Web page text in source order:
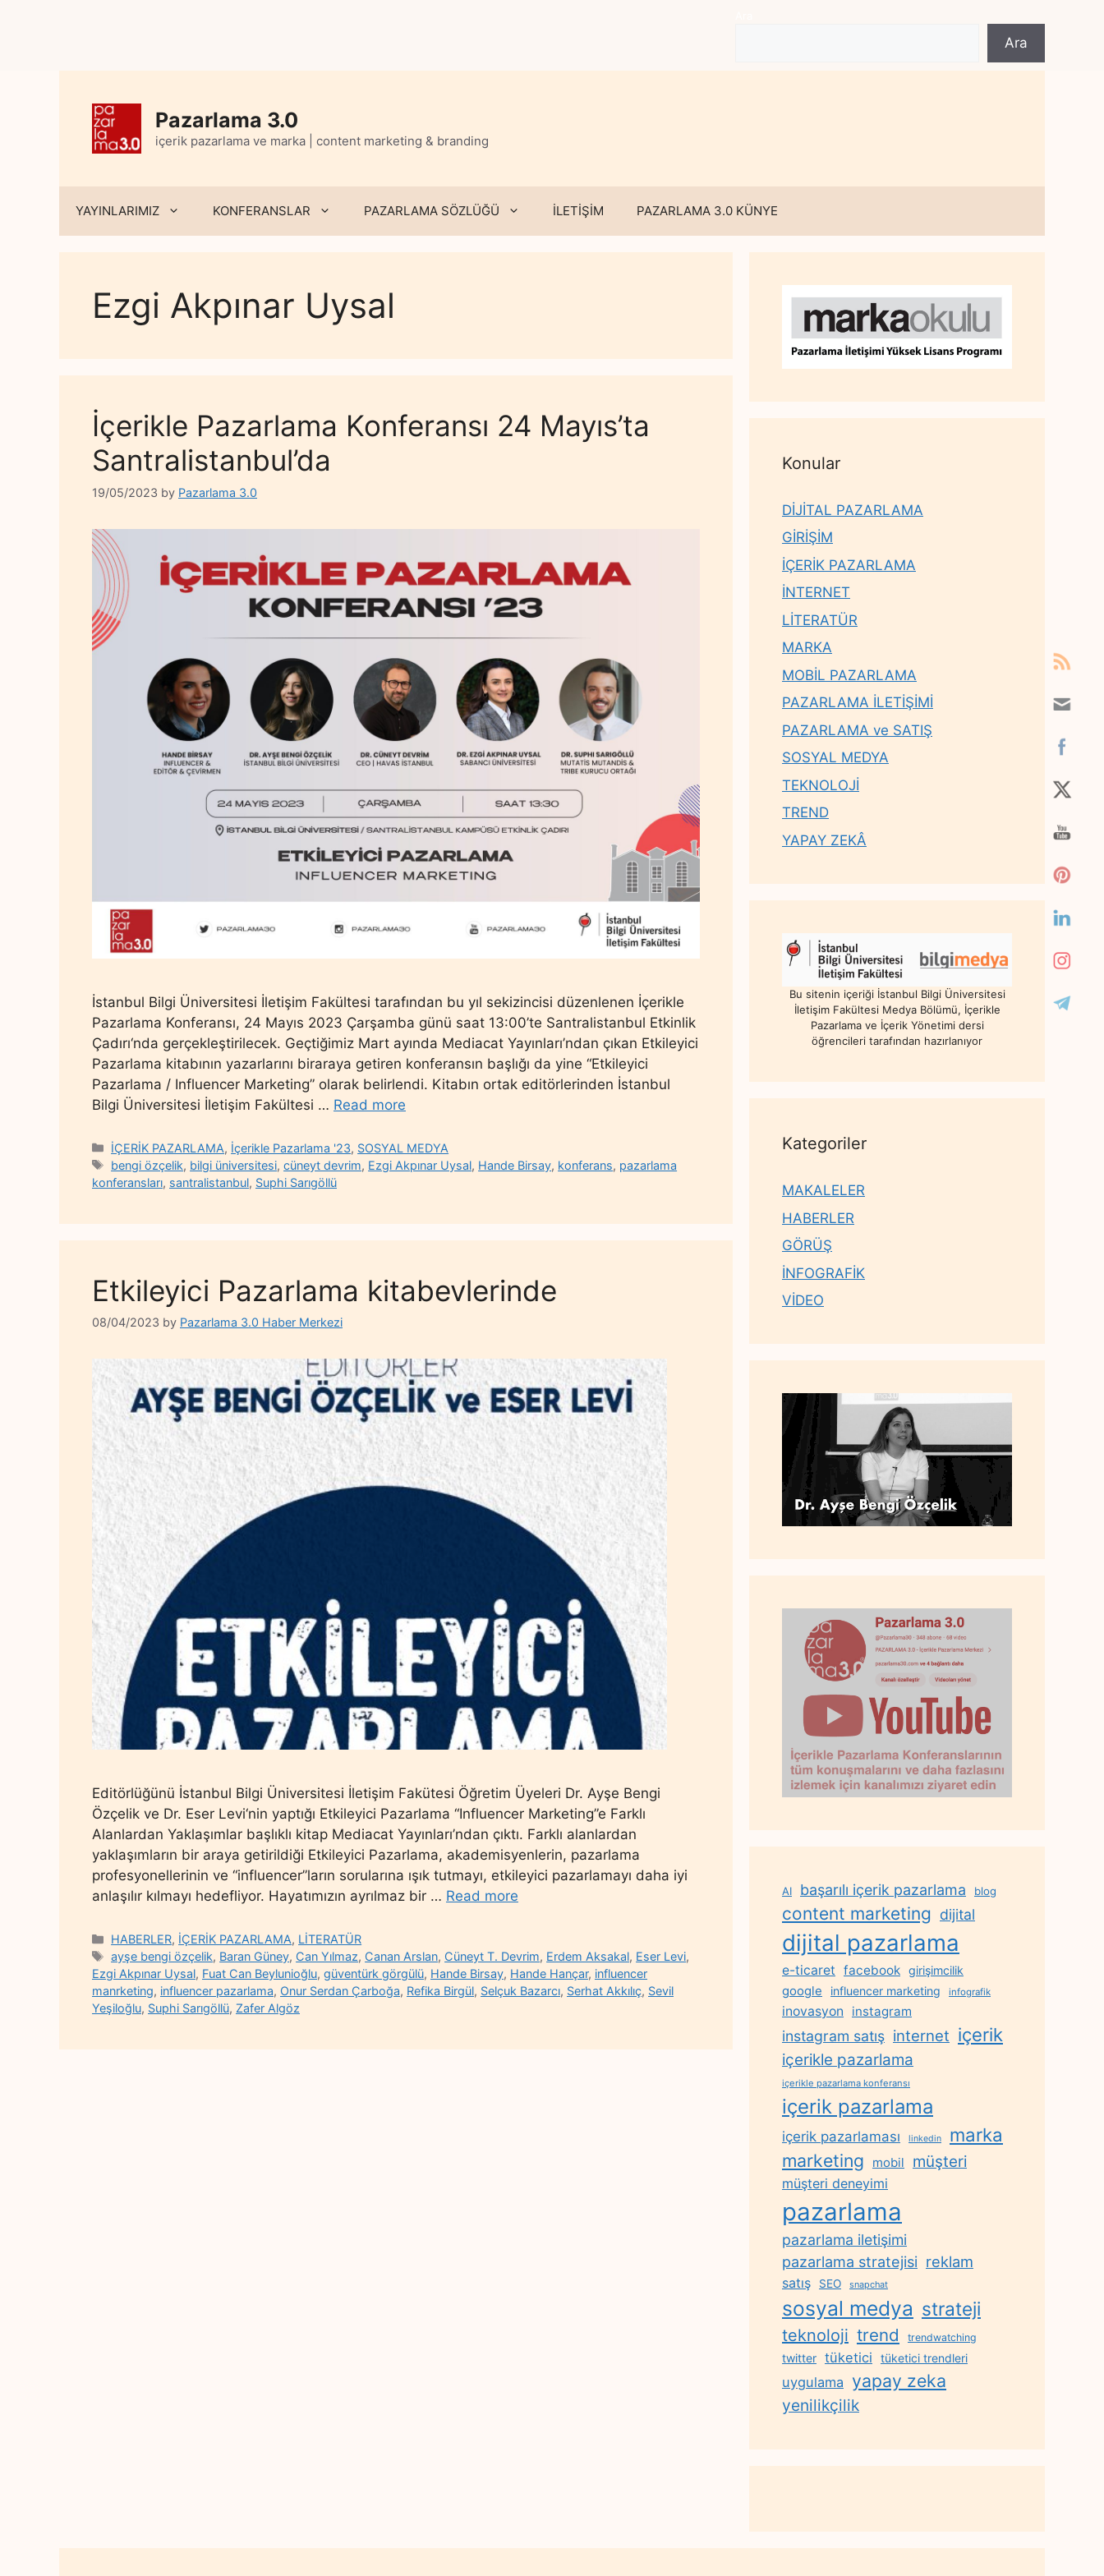
Ara
Pazarlama 3.0
içerik pazarlama ve marka | content marketing & branding
YAYINLARIMIZ KONFERANSLAR PAZARLAMA SÖZLÜĞÜ İLETİŞİM PAZARLAMA 3.0 KÜNYE
Ezgi Akpınar Uysal
İçerikle Pazarlama Konferansı 24 Mayıs’ta
Santralistanbul’da
19/05/2023 by Pazarlama 3.0
İstanbul Bilgi Üniversitesi İletişim Fakültesi tarafından bu yıl sekizincisi düzenlenen İçerikle
Pazarlama Konferansı, 24 Mayıs 2023 Çarşamba günü saat 13:00’te Santralistanbul Etkinlik
Çadırı‘nda gerçekleştirilecek. Geçtiğimiz Mart ayında Mediacat Yayınları’ndan çıkan Etkileyici
Pazarlama kitabının yazarlarını biraraya getiren konferansın başlığı da yine “Etkileyici
Pazarlama / Influencer Marketing” olarak belirlendi. Kitabın ortak editörlerinden İstanbul
Bilgi Üniversitesi İletişim Fakültesi … Read more
Categories
İÇERİK PAZARLAMA, İçerikle Pazarlama '23, SOSYAL MEDYA
Tags
bengi özçelik, bilgi üniversitesi,cüneyt devrim, Ezgi Akpınar Uysal, Hande Birsay, konferans, pazarlama
konferansları, santralistanbul, Suphi Sarıgöllü
Etkileyici Pazarlama kitabevlerinde
08/04/2023 by Pazarlama 3.0 Haber Merkezi
Editörlüğünü İstanbul Bilgi Üniversitesi İletişim Fakütesi Öğretim Üyeleri Dr. Ayşe Bengi
Özçelik ve Dr. Eser Levi‘nin yaptığı Etkileyici Pazarlama “Influencer Marketing”e Farklı
Alanlardan Yaklaşımlar başlıklı kitap Mediacat Yayınları’ndan çıktı. Farklı alanlardan
yaklaşımların bir araya getirildiği Etkileyici Pazarlama, akademisyenlerin, pazarlama
profesyonellerinin ve “influencer”ların sorularına ışık tutmayı, etkileyici pazarlamayı daha iyi
anlaşılır kılmayı hedefliyor. Hayatımızın ayrılmaz bir … Read more
Categories
HABERLER, İÇERİK PAZARLAMA, LİTERATÜR
Tags
ayşe bengi özçelik, Baran Güney, Can Yılmaz, Canan Arslan, Cüneyt T. Devrim, Erdem Aksakal, Eser Levi,
Ezgi Akpınar Uysal, Fuat Can Beylunioğlu, güventürk görgülü, Hande Birsay, Hande Hançar, influencer
manrketing, influencer pazarlama, Onur Serdan Çarboğa, Refika Birgül, Selçuk Bazarcı, Serhat Akkılıç, Sevil
Yeşiloğlu, Suphi Sarıgöllü, Zafer Algöz
Konular
DİJİTAL PAZARLAMA
GİRİŞİM
İÇERİK PAZARLAMA
İNTERNET
LİTERATÜR
MARKA
MOBİL PAZARLAMA
PAZARLAMA İLETİŞİMİ
PAZARLAMA ve SATIŞ
SOSYAL MEDYA
TEKNOLOJİ
TREND
YAPAY ZEKÂ
Bu sitenin içeriği İstanbul Bilgi Üniversitesi
İletişim Fakültesi Medya Bölümü, İçerikle
Pazarlama ve İçerik Yönetimi dersi
öğrencileri tarafından hazırlanıyor
Kategoriler
MAKALELER
HABERLER
GÖRÜŞ
İNFOGRAFİK
VİDEO
AI başarılı içerik pazarlama blog
content marketing dijital
dijital pazarlama
e-ticaret facebook girişimcilik
google influencer marketing infografik
inovasyon instagram
instagram satış internet içerik
içerikle pazarlama
içerikle pazarlama konferansı
içerik pazarlama
içerik pazarlaması linkedin marka
marketing mobil müşteri
müşteri deneyimi
pazarlama
pazarlama iletişimi
pazarlama stratejisi reklam
satış SEO snapchat
sosyal medya strateji
teknoloji trend trendwatching
twitter tüketici tüketici trendleri
uygulama yapay zeka
yenilikçilik